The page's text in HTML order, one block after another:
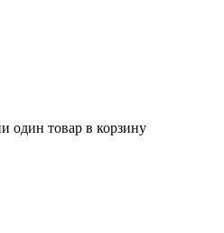
один товар в корзину